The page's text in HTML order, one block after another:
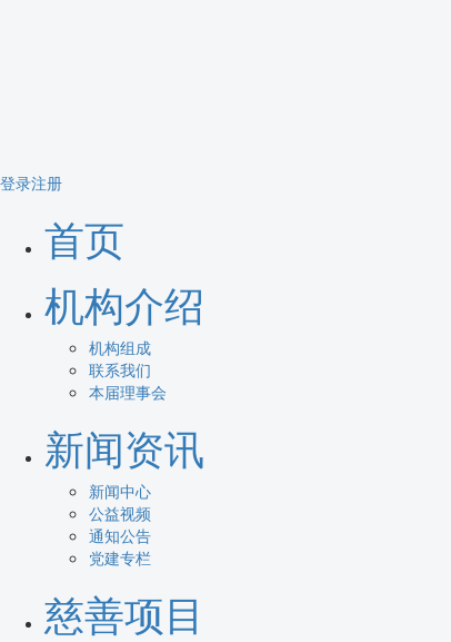
登录注册
首页
机构介绍
机构组成
联系我们
本届理事会
新闻资讯
新闻中心
公益视频
通知公告
党建专栏
慈善项目